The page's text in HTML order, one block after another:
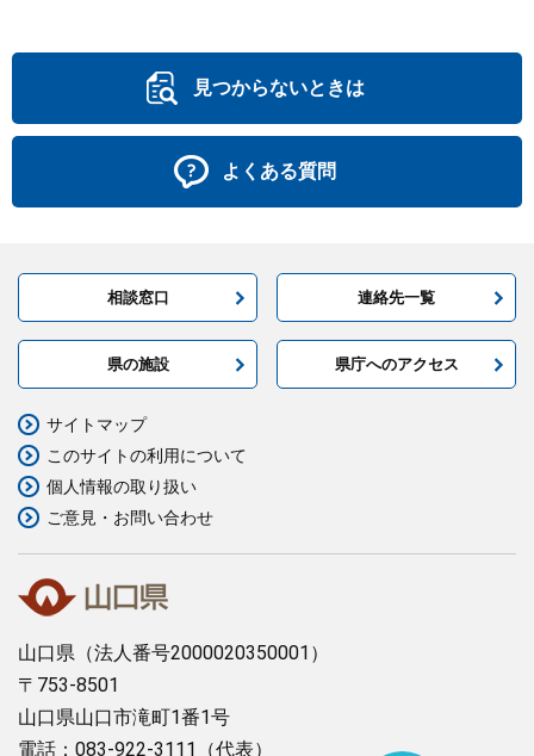
見つからないときは
よくある質問
相談窓口 連絡先一覧
県の施設 県庁へのアクセス
山口県 （法人番号2000020350001）
〒753-8501
山口県山口市滝町1番1号
電話：083-922-3111（代表）
サイトマップ
このサイトの利用について
個人情報の取り扱い
ご意見・お問い合わせ